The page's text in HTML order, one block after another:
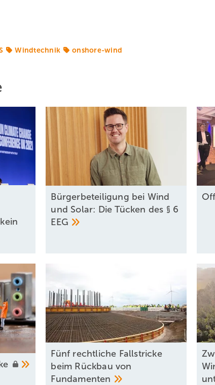
Windtechnik onshore-wind
Bürgerbeteiligung bei Wind
und Solar: Die Tücken des § 6
EEG
Fünf rechtliche Fallstricke
beim Rückbau von
Fundamenten